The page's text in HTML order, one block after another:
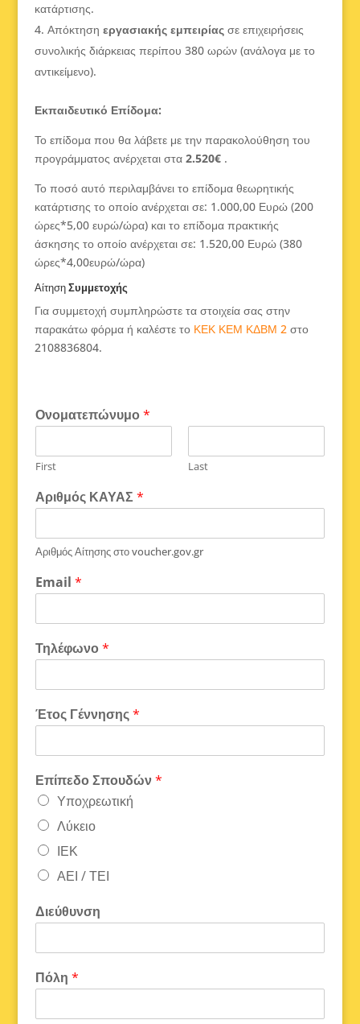
κατάρτισης.
Απόκτηση εργασιακής εμπειρίας σε επιχειρήσεις
συνολικής διάρκειας περίπου 380 ωρών (ανάλογα με το
αντικείμενο).
Εκπαιδευτικό Επίδομα:
Το επίδομα που θα λάβετε με την παρακολούθηση του
προγράμματος ανέρχεται στα 2.520€.
Το ποσό αυτό περιλαμβάνει το επίδομα θεωρητικής
κατάρτισης το οποίο ανέρχεται σε: 1.000,00 Ευρώ (200
ώρες*5,00 ευρώ/ώρα) και το επίδομα πρακτικής
άσκησης το οποίο ανέρχεται σε: 1.520,00 Ευρώ (380
ώρες*4,00ευρώ/ώρα)
ΑίτησηΣυμμετοχής
Για συμμετοχή συμπληρώστε τα στοιχεία σας στην
παρακάτω φόρμα ή καλέστε το ΚΕΚ ΚΕΜ ΚΔΒΜ 2 στο
2108836804.
Ονοματεπώνυμο *
First Last
Αριθμός ΚΑΥΑΣ *
Αριθμός Αίτησης στο voucher.gov.gr
Email *
Τηλέφωνο *
Έτος Γέννησης*
Επίπεδο Σπουδών *
Υποχρεωτική
Λύκειο
ΙΕΚ
ΑΕΙ / ΤΕΙ
Διεύθυνση
Πόλη *